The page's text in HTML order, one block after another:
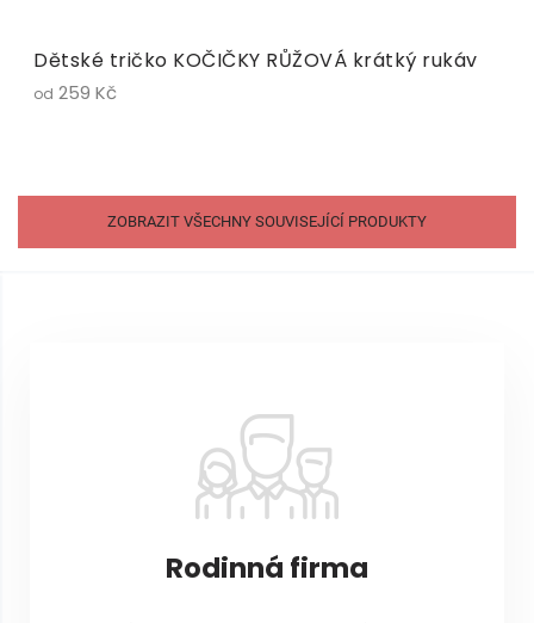
Dětské tričko KOČIČKY RŮŽOVÁ krátký rukáv
od 259 Kč
ZOBRAZIT VŠECHNY SOUVISEJÍCÍ PRODUKTY
Rodinná firma